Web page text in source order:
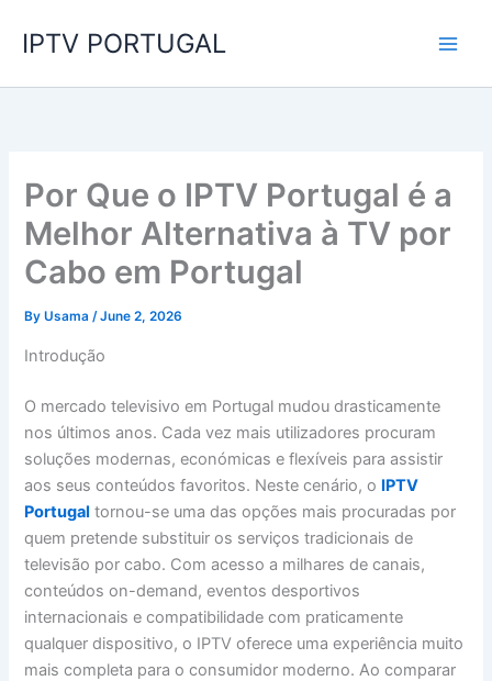
IPTV PORTUGAL
Por Que o IPTV Portugal é a
Melhor Alternativa à TV por
Cabo em Portugal
ByUsama/June 2, 2026
Introdução
O mercado televisivo em Portugal mudou drasticamente
nos últimos anos. Cada vez mais utilizadores procuram
soluções modernas, económicas e flexíveis para assistir
aos seus conteúdos favoritos. Neste cenário, o IPTV
Portugal tornou-se uma das opções mais procuradas por
quem pretende substituir os serviços tradicionais de
televisão por cabo. Com acesso a milhares de canais,
conteúdos on-demand, eventos desportivos
internacionais e compatibilidade com praticamente
qualquer dispositivo, o IPTV oferece uma experiência muito
mais completa para o consumidor moderno. Ao comparar